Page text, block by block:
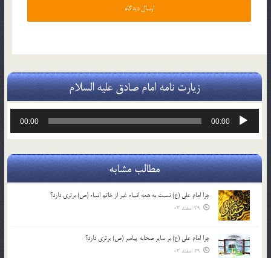
زیارت نامه امام صادق علیه السلام
پخش‌کننده
00:00
00:00
مطالب مشابه
چرا امام علی (ع) نسبت به همه انبیاء غیر از خاتم انبیاء (ص) برتری دارد؟
29 اسفند 03
چرا امام علی (ع) بر سایر صحابه پیامبر (ص) برتری دارد؟
29 اسفند 03